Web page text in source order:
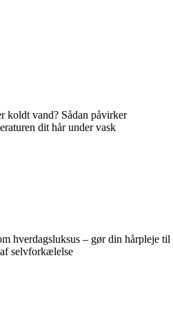
koldt vand? Sådan påvirker
dit hår under vask
hverdagsluksus – gør din hårpleje til
selvforkælelse